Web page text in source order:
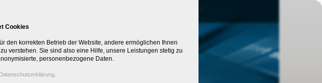
Cookies
den korrekten Betrieb der Website, andere ermöglichen Ihnen
verstehen. Sie sind also eine Hilfe, unsere Leistungen stetig zu
personenbezogene Daten.
Datenschutzerklärung